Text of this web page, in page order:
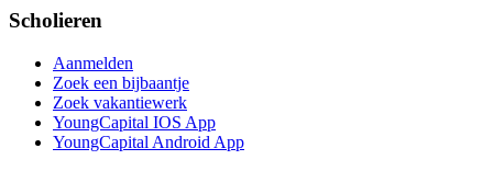
Scholieren
Aanmelden
Zoek een bijbaantje
Zoek vakantiewerk
YoungCapital IOS App
YoungCapital Android App